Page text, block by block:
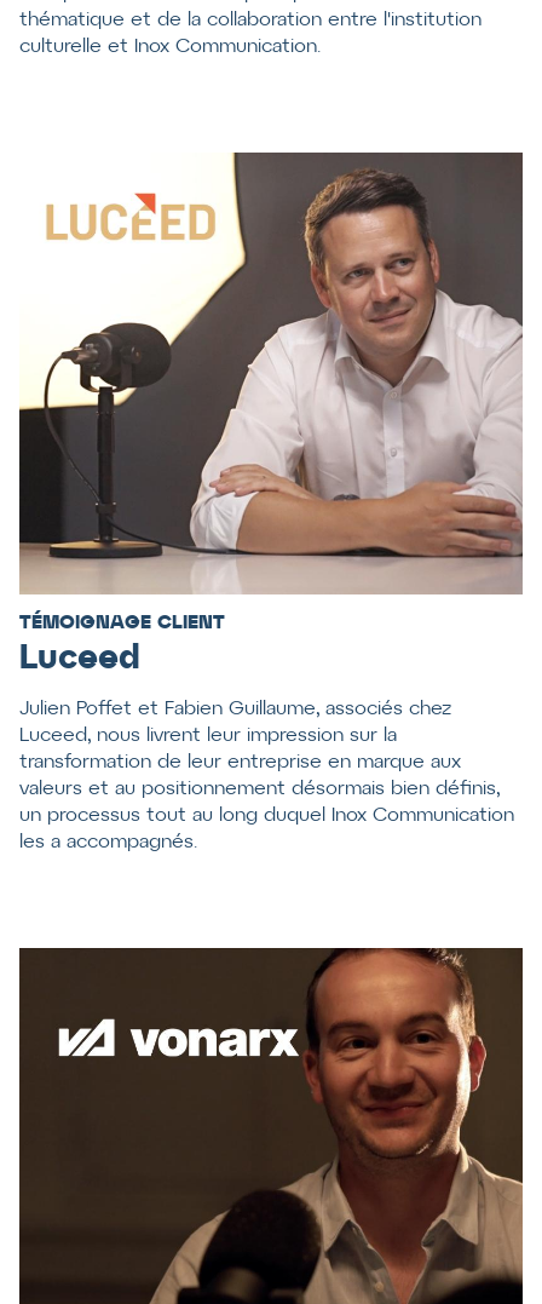
thématique et de la collaboration entre l'institution
culturelle et Inox Communication.
TÉMOIGNAGE CLIENT
Luceed
Julien Poffet et Fabien Guillaume, associés chez
Luceed, nous livrent leur impression sur la
transformation de leur entreprise en marque aux
valeurs et au positionnement désormais bien définis,
un processus tout au long duquel Inox Communication
les a accompagnés.